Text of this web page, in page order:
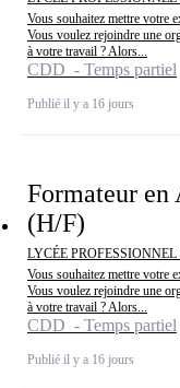
Vous souhaitez mettre votre
Vous voulez rejoindre une
à votre travail ? Alors...
CDD - Temps partiel
Publié il y a 16 jours
Formateur en
(H/F)
LYCÉE
Vous souhaitez mettre votre
Vous voulez rejoindre une
à votre travail ? Alors...
CDD - Temps partiel
Publié il y a 16 jours